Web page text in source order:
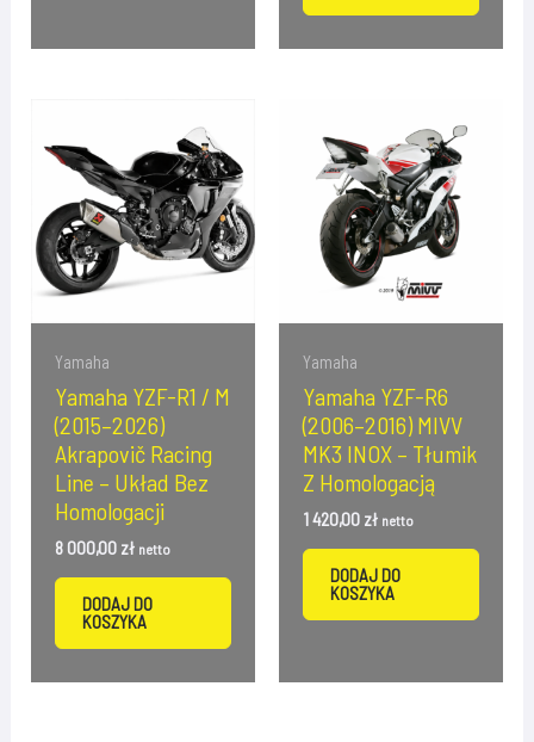
Yamaha
Yamaha YZF-R1 / M
(2015–2026)
Akrapovič Racing
Line – Układ Bez
Homologacji
8 000,00 zł netto
DODAJ DO
KOSZYKA
Yamaha
Yamaha YZF-R6
(2006–2016) MIVV
MK3 INOX – Tłumik
Z Homologacją
1 420,00 zł netto
DODAJ DO
KOSZYKA